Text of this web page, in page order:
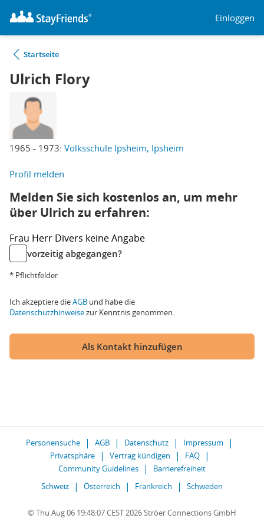
Einloggen
Startseite
Ulrich Flory
1965 - 1973: Volksschule Ipsheim, Ipsheim
Profil melden
Melden Sie sich kostenlos an, um mehr
über Ulrich zu erfahren:
Frau Herr Divers keine Angabe
vorzeitig abgegangen?
* Pflichtfelder
Ich akzeptiere dieAGB und habe die
Datenschutzhinweisezur Kenntnis genommen.
Als Kontakt hinzufügen
Personensuche AGB Datenschutz
Impressum
Privatsphäre
Vertrag kündigen
FAQ
Community Guidelines
Barrierefreiheit
Schweiz
Österreich Frankreich Schweden
© Thu Aug 06 19:48:07 CEST 2026 Ströer Connections GmbH